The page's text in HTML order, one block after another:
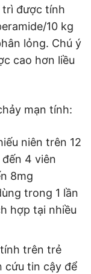
trì được tính
10 kg
lỏng. Chú ý
cao hơn liều
mạn tính:
niên trên 12
4 viên
8mg
trong 1 lần
hợp tại nhiều
trên trẻ
cứu tin cậy để